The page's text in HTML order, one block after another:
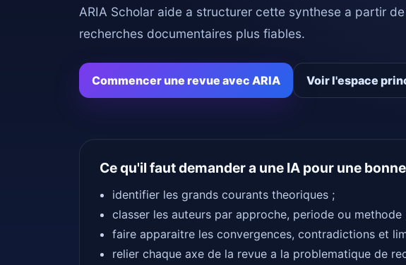
ARIA Scholar aide a structurer cette synthese a partir
recherches documentaires plus fiables.
Commencer une revue avec ARIA Voir l'espace
Ce qu'il faut demander a une IA pour une
identifier les grands courants theoriques ;
classer les auteurs par approche, periode ou methode
faire apparaitre les convergences, contradictions et
relier chaque axe de la revue a la problematique de